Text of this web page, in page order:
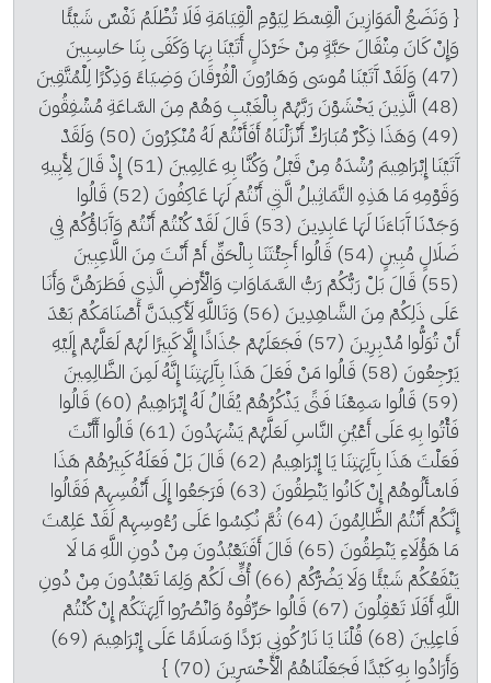
{ وَنَضَعُ الْمَوَازِينَ الْقِسْطَ لِيَوْمِ الْقِيَامَةِ فَلَا تُظْلَمُ نَفْسٌ شَيْئًا
وَإِنْ كَانَ مِثْقَالَ حَبَّةٍ مِنْ خَرْدَلٍ أَتَيْنَا بِهَا وَكَفَى بِنَا حَاسِبِينَ
(47) وَلَقَدْ آَتَيْنَا مُوسَى وَهَارُونَ الْفُرْقَانَ وَضِيَاءً وَذِكْرًا لِلْمُتَّقِينَ
(48) الَّذِينَ يَخْشَوْنَ رَبَّهُمْ بِالْغَيْبِ وَهُمْ مِنَ السَّاعَةِ مُشْفِقُونَ
(49) وَهَذَا ذِكْرٌ مُبَارَكٌ أَنْزَلْنَاهُ أَفَأَنْتُمْ لَهُ مُنْكِرُونَ (50) وَلَقَدْ
آَتَيْنَا إِبْرَاهِيمَ رُشْدَهُ مِنْ قَبْلُ وَكُنَّا بِهِ عَالِمِينَ (51) إِذْ قَالَ لِأَبِيهِ
وَقَوْمِهِ مَا هَذِهِ التَّمَاثِيلُ الَّتِي أَنْتُمْ لَهَا عَاكِفُونَ (52) قَالُوا
وَجَدْنَا آَبَاءَنَا لَهَا عَابِدِينَ (53) قَالَ لَقَدْ كُنْتُمْ أَنْتُمْ وَآَبَاؤُكُمْ فِي
ضَلَالٍ مُبِينٍ (54) قَالُوا أَجِئْتَنَا بِالْحَقِّ أَمْ أَنْتَ مِنَ اللَّاعِبِينَ
(55) قَالَ بَلْ رَبُّكُمْ رَبُّ السَّمَاوَاتِ وَالْأَرْضِ الَّذِي فَطَرَهُنَّ وَأَنَا
عَلَى ذَلِكُمْ مِنَ الشَّاهِدِينَ (56) وَتَاللَّهِ لَأَكِيدَنَّ أَصْنَامَكُمْ بَعْدَ
أَنْ تُوَلُّوا مُدْبِرِينَ (57) فَجَعَلَهُمْ جُذَاذًا إِلَّا كَبِيرًا لَهُمْ لَعَلَّهُمْ إِلَيْهِ
يَرْجِعُونَ (58) قَالُوا مَنْ فَعَلَ هَذَا بِآَلِهَتِنَا إِنَّهُ لَمِنَ الظَّالِمِينَ
(59) قَالُوا سَمِعْنَا فَتًى يَذْكُرُهُمْ يُقَالُ لَهُ إِبْرَاهِيمُ (60) قَالُوا
فَأْتُوا بِهِ عَلَى أَعْيُنِ النَّاسِ لَعَلَّهُمْ يَشْهَدُونَ (61) قَالُوا أَأَنْتَ
فَعَلْتَ هَذَا بِآَلِهَتِنَا يَا إِبْرَاهِيمُ (62) قَالَ بَلْ فَعَلَهُ كَبِيرُهُمْ هَذَا
فَاسْأَلُوهُمْ إِنْ كَانُوا يَنْطِقُونَ (63) فَرَجَعُوا إِلَى أَنْفُسِهِمْ فَقَالُوا
إِنَّكُمْ أَنْتُمُ الظَّالِمُونَ (64) ثُمَّ نُكِسُوا عَلَى رُءُوسِهِمْ لَقَدْ عَلِمْتَ
مَا هَؤُلَاءِ يَنْطِقُونَ (65) قَالَ أَفَتَعْبُدُونَ مِنْ دُونِ اللَّهِ مَا لَا
يَنْفَعُكُمْ شَيْئًا وَلَا يَضُرُّكُمْ (66) أُفٍّ لَكُمْ وَلِمَا تَعْبُدُونَ مِنْ دُونِ
اللَّهِ أَفَلَا تَعْقِلُونَ (67) قَالُوا حَرِّقُوهُ وَانْصُرُوا آَلِهَتَكُمْ إِنْ كُنْتُمْ
فَاعِلِينَ (68) قُلْنَا يَا نَارُ كُونِي بَرْدًا وَسَلَامًا عَلَى إِبْرَاهِيمَ (69)
وَأَرَادُوا بِهِ كَيْدًا فَجَعَلْنَاهُمُ الْأَخْسَرِينَ (70) }